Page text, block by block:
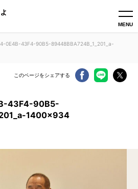
MENU
0E4B-43F4-90B5-89448BBA724B_1_201_a-
このページをシェアする
43F4-90B5-
1400×934